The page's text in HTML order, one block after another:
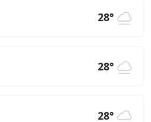
28°
28°
28°